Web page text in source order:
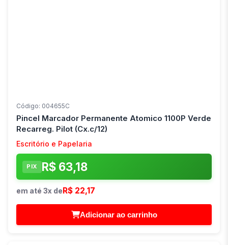
Código: 004655C
Pincel Marcador Permanente Atomico 1100P Verde
Recarreg. Pilot (Cx.c/12)
Escritório e Papelaria
PIX R$ 63,18
em até 3x de R$ 22,17
Adicionar ao carrinho